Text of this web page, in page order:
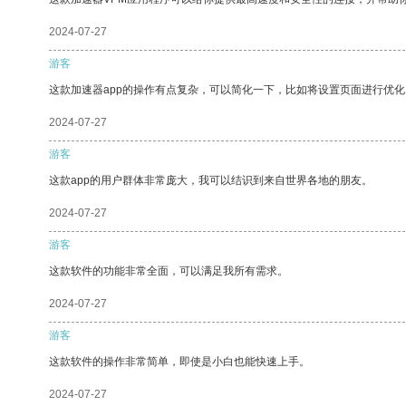
2024-07-27
游客
这款加速器app的操作有点复杂，可以简化一下，比如将设置页面进行优
2024-07-27
游客
这款app的用户群体非常庞大，我可以结识到来自世界各地的朋友。
2024-07-27
游客
这款软件的功能非常全面，可以满足我所有需求。
2024-07-27
游客
这款软件的操作非常简单，即使是小白也能快速上手。
2024-07-27